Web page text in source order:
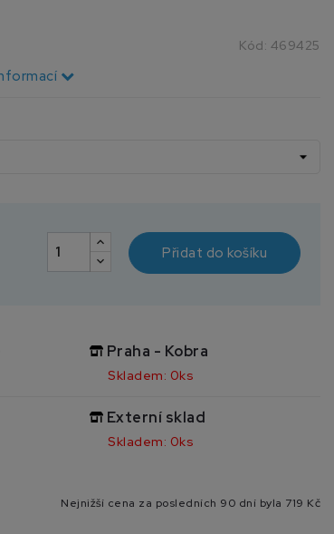
Kód: 469425
Přidat do košíku
Praha - Kobra
Skladem: 0ks
Externí sklad
Skladem: 0ks
Nejnižší cena za posledních 90 dní byla 719 Kč